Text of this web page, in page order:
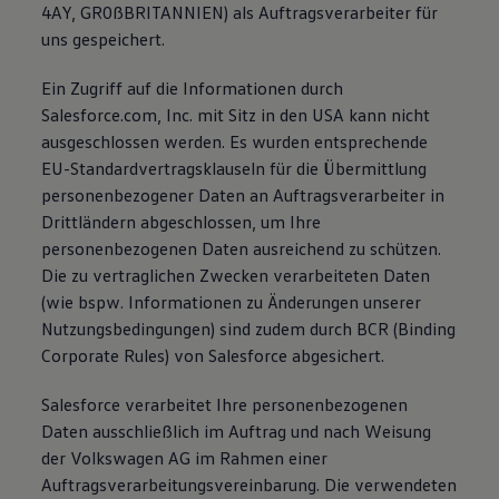
4AY, GR0ßBRITANNIEN) als Auftragsverarbeiter für
uns gespeichert.
Ein Zugriff auf die Informationen durch
Salesforce.com, Inc. mit Sitz in den USA kann nicht
ausgeschlossen werden. Es wurden entsprechende
EU-Standardvertragsklauseln für die Übermittlung
personenbezogener Daten an Auftragsverarbeiter in
Drittländern abgeschlossen, um Ihre
personenbezogenen Daten ausreichend zu schützen.
Die zu vertraglichen Zwecken verarbeiteten Daten
(wie bspw. Informationen zu Änderungen unserer
Nutzungsbedingungen) sind zudem durch BCR (Binding
Corporate Rules) von Salesforce abgesichert.
Salesforce verarbeitet Ihre personenbezogenen
Daten ausschließlich im Auftrag und nach Weisung
der Volkswagen AG im Rahmen einer
Auftragsverarbeitungsvereinbarung. Die verwendeten